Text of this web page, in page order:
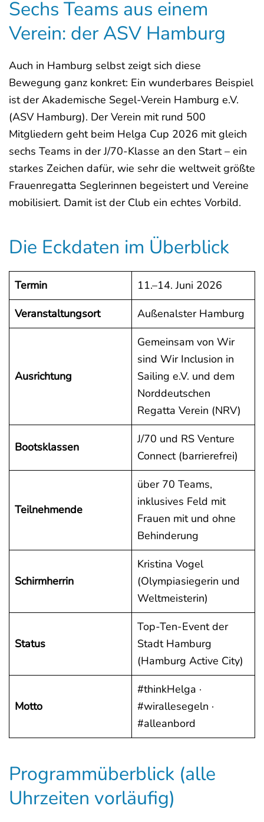
Sechs Teams aus einem
Verein: der ASV Hamburg
Auch in Hamburg selbst zeigt sich diese
Bewegung ganz konkret: Ein wunderbares Beispiel
ist der Akademische Segel-Verein Hamburg e.V.
(ASV Hamburg). Der Verein mit rund 500
Mitgliedern geht beim Helga Cup 2026 mit gleich
sechs Teams in der J/70-Klasse an den Start – ein
starkes Zeichen dafür, wie sehr die weltweit größte
Frauenregatta Seglerinnen begeistert und Vereine
mobilisiert. Damit ist der Club ein echtes Vorbild.
Die Eckdaten im Überblick
Termin
11.–14. Juni 2026
Veranstaltungsort
Außenalster Hamburg
Ausrichtung
Gemeinsam von Wir
sind Wir Inclusion in
Sailing e.V. und dem
Norddeutschen
Regatta Verein (NRV)
Bootsklassen
J/70 und RS Venture
Connect (barrierefrei)
Teilnehmende
über 70 Teams,
inklusives Feld mit
Frauen mit und ohne
Behinderung
Schirmherrin
Kristina Vogel
(Olympiasiegerin und
Weltmeisterin)
Status
Top-Ten-Event der
Stadt Hamburg
(Hamburg Active City)
Motto
#thinkHelga ·
#wirallesegeln ·
#alleanbord
Programmüberblick (alle
Uhrzeiten vorläufig)